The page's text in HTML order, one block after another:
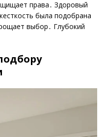
права․ Здоровый
была подобрана
выбор․ Глубокий